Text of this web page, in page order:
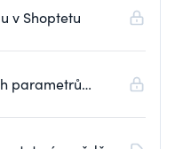
v Shoptetu
parametrů